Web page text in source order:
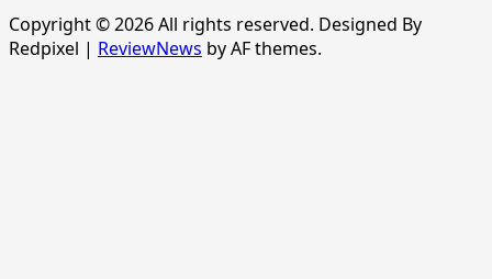
Copyright © 2026 All rights reserved. Designed By
Redpixel | ReviewNews by AF themes.